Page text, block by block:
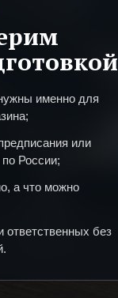
именно для
или
России;
а что можно
ответственных без